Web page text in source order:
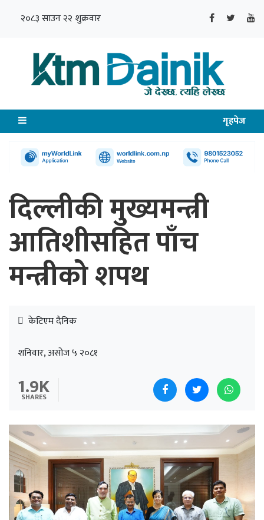
२०८३ साउन २२ शुक्रवार
गृहपेज
दिल्लीकी मुख्यमन्त्री
आतिशीसहित पाँच
मन्त्रीको शपथ
केटिएम दैनिक
शनिवार, असोज ५ २०८१
1.9K
SHARES